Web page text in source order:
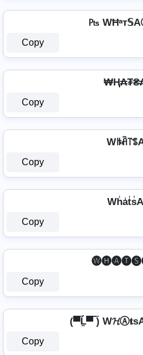
₧
Copy
Copy
Copy
Copy
Copy
(▀̿Ĺ̯▀̿ ̿)
Copy